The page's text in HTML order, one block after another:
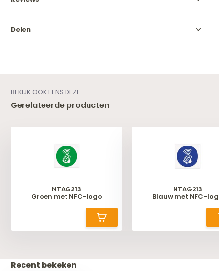
Delen
BEKIJK OOK EENS DEZE
Gerelateerde producten
NTAG213
Groen met NFC-logo
NTAG213
Blauw met NFC-
Recent bekeken